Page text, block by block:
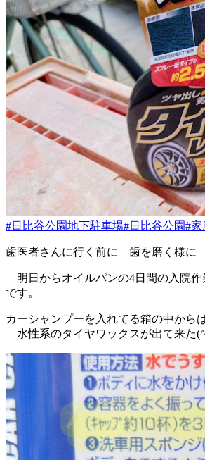
#日比谷公園地下駐車場#日比谷公園#家
歯医者さんに行く前に 歯を磨く様に
明日からオイルパンの4日間の入院
です。
カーシャンプーを入れてる箱の中から
水性系のタイヤワックスが出て来た